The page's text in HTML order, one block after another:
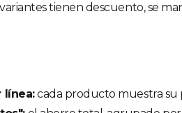
tienen descuento, se
línea:cada producto muestra su